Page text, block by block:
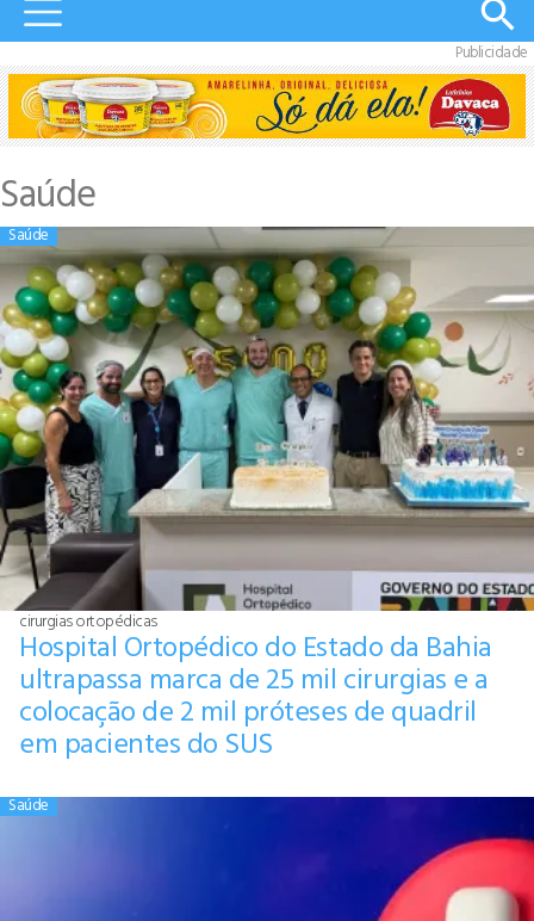
Publicidade
Saúde
Saúde
cirurgias ortopédicas
Hospital Ortopédico do Estado da Bahia
ultrapassa marca de 25 mil cirurgias e a
colocação de 2 mil próteses de quadril
em pacientes do SUS
Saúde